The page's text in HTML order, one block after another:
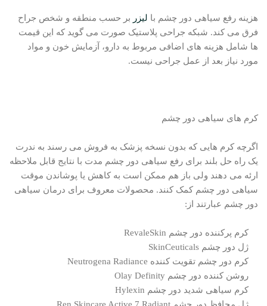
هزینه رفع سیاهی دور چشم با لیزر بر حسب منطقه و شخص جراح
فرق می کند. شبکه جراحی پلاستیک صورت می گوید که این قیمت
ها شامل هزینه های اضافی مربوط به دارو، آزمایش خون و مواد
مورد نیاز بعد از عمل جراحی نیست.
کرم های سیاهی دور چشم
اگرچه کرم هایی که بدون نسخه پزشک به فروش می رسند به ندرت
یک راه حل بلند برای رفع سیاهی دور چشم مدت با نتایج قابل ملاحظه
ارئه می دهند ولی باز هم ممکن است به کاهش یا پوشاندن موقت
سیاهی دور چشم کمک کنند. محصولات معروف برای درمان سیاهی
دور چشم عبارتند از:
کرم پرکننده دور چشم RevaleSkin
ژل دور چشم SkinCeuticals
کرم دور چشم تقویت کننده Neutrogena Radiance
روشن کننده دور چشم Olay Definity
کرم سیاهی شدید دور چشم Hylexin